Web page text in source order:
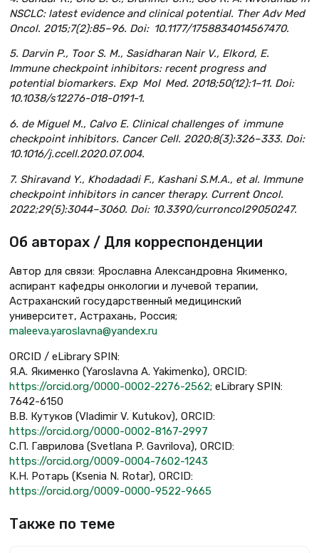
NSCLC: latest evidence and clinical potential. Ther Adv Med
Oncol. 2015;7(2):85–96. Doi: 10.1177/1758834014567470.
5. Darvin P., Toor S. M., Sasidharan Nair V., Elkord, E.
Immune checkpoint inhibitors: recent progress and
potential biomarkers. Exp Mol Med. 2018;50(12):1–11. Doi:
10.1038/s12276-018-0191-1.
6. de Miguel M., Calvo E. Clinical challenges of immune
checkpoint inhibitors. Cancer Cell. 2020;8(3):326–333. Doi:
10.1016/j.ccell.2020.07.004.
7. Shiravand Y., Khodadadi F., Kashani S.M.A., et al. Immune
checkpoint inhibitors in cancer therapy. Current Oncol.
2022;29(5):3044–3060. Doi: 10.3390/curroncol29050247.
Об авторах / Для корреспонденции
Автор для связи: Ярославна Александровна Якименко,
аспирант кафедры онкологии и лучевой терапии,
Астраханский государственный медицинский
университет, Астрахань, Россия;
maleeva.yaroslavna@yandex.ru
ORCID / eLibrary SPIN:
Я.А. Якименко (Yaroslavna A. Yakimenko), ORCID:
https://orcid.org/0000-0002-2276-2562; eLibrary SPIN:
7642-6150
В.В. Кутуков (Vladimir V. Kutukov), ORCID:
https://orcid.org/0000-0002-8167-2997
С.П. Гаврилова (Svetlana P. Gavrilova), ORCID:
https://orcid.org/0009-0004-7602-1243
К.Н. Ротарь (Ksenia N. Rotar), ORCID:
https://orcid.org/0009-0000-9522-9665
Также по теме